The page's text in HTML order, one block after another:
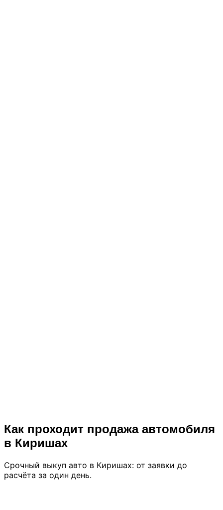
Как проходит продажа автомобиля
в Киришах
Срочный выкуп авто в Киришах: от заявки до
расчёта за один день.